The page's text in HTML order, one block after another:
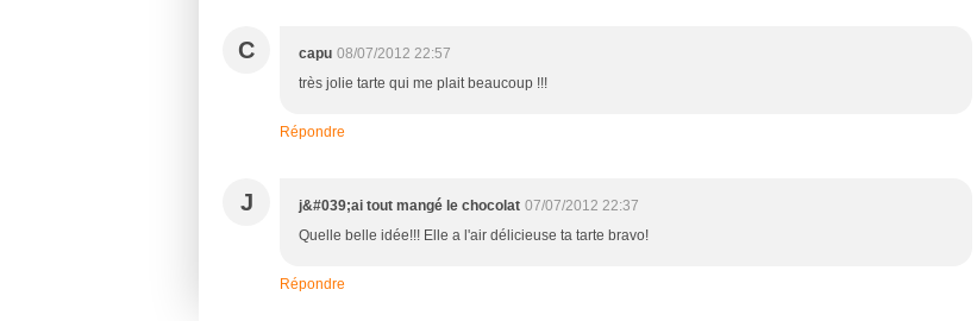
C capu 08/07/2012 22:57
très jolie tarte qui me plait beaucoup !!!
Répondre
J j&#039;ai tout mangé le chocolat 07/07/2012 22:37
Quelle belle idée!!! Elle a l'air délicieuse ta tarte bravo!
Répondre